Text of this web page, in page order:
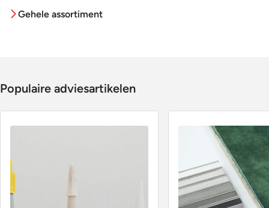
Gehele assortiment
Populaire adviesartikelen